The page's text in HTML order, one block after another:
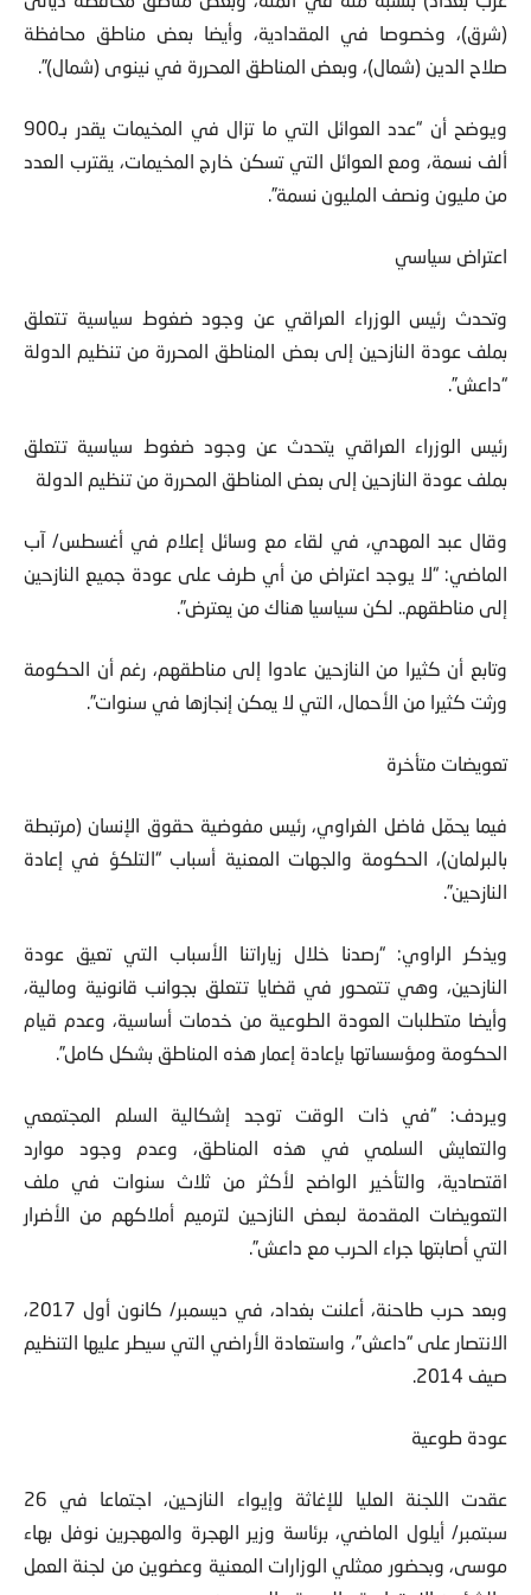
(شرق)، وخصوصا في المقدادية، وأيضا بعض مناطق محافظة
صلاح الدين (شمال)، وبعض المناطق المحررة في نينوى (شمال)”.
ويوضح أن “عدد العوائل التي ما تزال في المخيمات يقدر بـ900
ألف نسمة، ومع العوائل التي تسكن خارج المخيمات، يقترب العدد
من مليون ونصف المليون نسمة”.
اعتراض سياسي
وتحدث رئيس الوزراء العراقي عن وجود ضغوط سياسية تتعلق
بملف عودة النازحين إلى بعض المناطق المحررة من تنظيم الدولة
“داعش”.
رئيس الوزراء العراقي يتحدث عن وجود ضغوط سياسية تتعلق
بملف عودة النازحين إلى بعض المناطق المحررة من تنظيم الدولة
وقال عبد المهدي، في لقاء مع وسائل إعلام في أغسطس/ آب
الماضي: “لا يوجد اعتراض من أي طرف على عودة جميع النازحين
إلى مناطقهم.. لكن سياسيا هناك من يعترض”.
وتابع أن كثيرا من النازحين عادوا إلى مناطقهم، رغم أن الحكومة
ورثت كثيرا من الأحمال، التي لا يمكن إنجازها في سنوات”.
تعويضات متأخرة
فيما يحمّل فاضل الغراوي، رئيس مفوضية حقوق الإنسان (مرتبطة
بالبرلمان)، الحكومة والجهات المعنية أسباب “التلكؤ في إعادة
النازحين”.
ويذكر الراوي: “رصدنا خلال زياراتنا الأسباب التي تعيق عودة
النازحين، وهي تتمحور في قضايا تتعلق بجوانب قانونية ومالية،
وأيضا متطلبات العودة الطوعية من خدمات أساسية، وعدم قيام
الحكومة ومؤسساتها بإعادة إعمار هذه المناطق بشكل كامل”.
ويردف: “في ذات الوقت توجد إشكالية السلم المجتمعي
والتعايش السلمي في هذه المناطق، وعدم وجود موارد
اقتصادية، والتأخير الواضح لأكثر من ثلاث سنوات في ملف
التعويضات المقدمة لبعض النازحين لترميم أملاكهم من الأضرار
التي أصابتها جراء الحرب مع داعش”.
وبعد حرب طاحنة، أعلنت بغداد، في ديسمبر/ كانون أول 2017،
الانتصار على “داعش”، واستعادة الأراضي التي سيطر عليها التنظيم
صيف 2014.
عودة طوعية
عقدت اللجنة العليا للإغاثة وإيواء النازحين، اجتماعا في 26
سبتمبر/ أيلول الماضي، برئاسة وزير الهجرة والمهجرين نوفل بهاء
موسى، وبحضور ممثلي الوزارات المعنية وعضوين من لجنة العمل